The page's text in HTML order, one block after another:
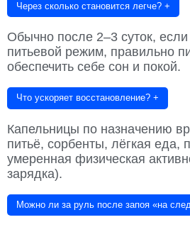
Через сколько становится легче? +
Обычно после 2–3 суток,
питьевой режим, правильно
обеспечить себе сон и покой.
Что ускоряет восстановление? +
Капельницы по назначению
питьё, сорбенты, лёгкая еда,
умеренная физическая
зарядка).
Можно ли за руль после запоя «на